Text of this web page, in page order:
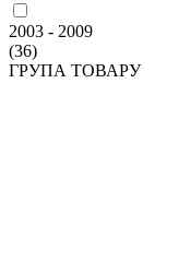
2003 - 2009
(36)
ГРУПА ТОВАРУ